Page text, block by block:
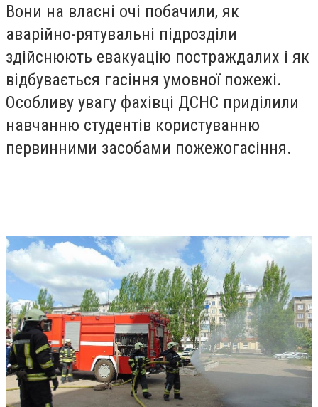
Вони на власні очі побачили, як
аварійно-рятувальні підрозділи
здійснюють евакуацію постраждалих і як
відбувається гасіння умовної пожежі.
Особливу увагу фахівці ДСНС приділили
навчанню студентів користуванню
первинними засобами пожежогасіння.